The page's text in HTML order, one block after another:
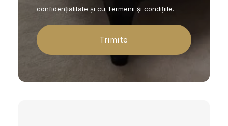
confidențialitate și cu Termenii și condițiile.